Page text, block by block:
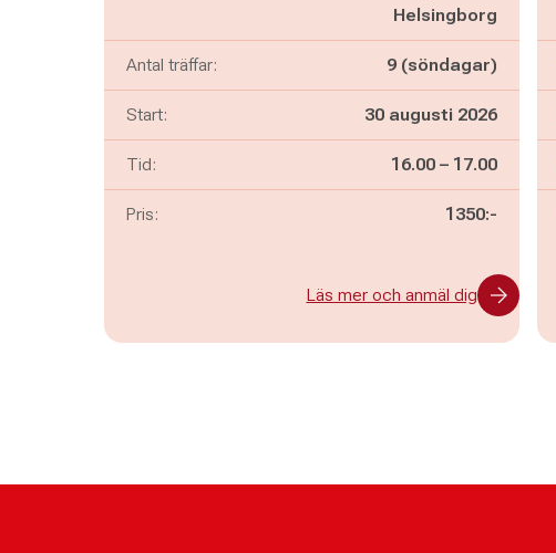
Helsingborg
Antal träffar: 9 (söndagar)
Start: 30 augusti 2026
Tid: Pågår mellan
16.00 – och
17.00
Pris: 1350:-
Läs mer och anmäl dig